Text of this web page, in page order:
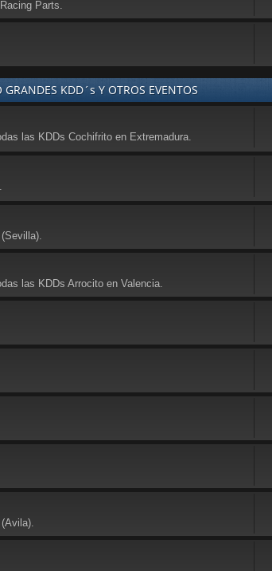
Parts.
GRANDES KDD´s Y OTROS EVENTOS
las KDDs Cochifrito en Extremadura.
las KDDs Arrocito en Valencia.